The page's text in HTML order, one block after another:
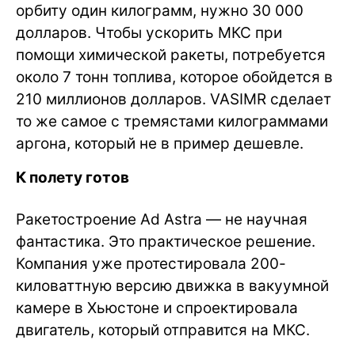
орбиту один килограмм, нужно 30 000
долларов. Чтобы ускорить МКС при
помощи химической ракеты, потребуется
около 7 тонн топлива, которое обойдется в
210 миллионов долларов. VASIMR сделает
то же самое с тремястами килограммами
аргона, который не в пример дешевле.
К полету готов
Ракетостроение Ad Astra — не научная
фантастика. Это практическое решение.
Компания уже протестировала 200-
киловаттную версию движка в вакуумной
камере в Хьюстоне и спроектировала
двигатель, который отправится на МКС.